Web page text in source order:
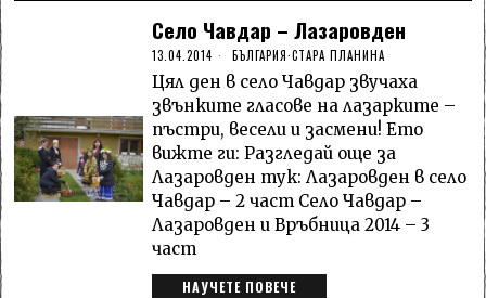
Село Чавдар – Лазаровден
13.04.2014 БЪЛГАРИЯ·СТАРА ПЛАНИНА
Цял ден в село Чавдар звучаха
звънките гласове на лазарките –
пъстри, весели и засмени! Ето
вижте ги: Разгледай още за
Лазаровден тук: Лазаровден в село
Чавдар – 2 част Село Чавдар –
Лазаровден и Връбница 2014 – 3
част
НАУЧЕТЕ ПОВЕЧЕ